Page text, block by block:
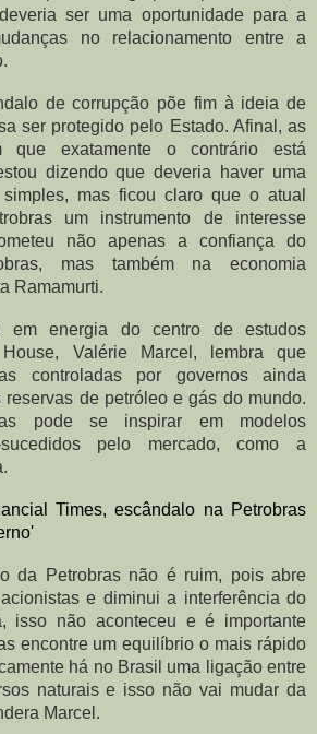
ser uma oportunidade para a
no relacionamento entre a
de corrupção põe fim à ideia de
ser protegido pelo Estado. Afinal, as
que exatamente o contrário está
dizendo que deveria haver uma
mas ficou claro que o atual
um instrumento de interesse
não apenas a confiança do
mas também na economia
Ramamurti.
em energia do centro de estudos
Valérie Marcel, lembra que
controladas por governos ainda
de petróleo e gás do mundo.
pode se inspirar em modelos
sucedidos pelo mercado, como a
Times, escândalo na Petrobras
da Petrobras não é ruim, pois abre
e diminui a interferência do
isso não aconteceu e é importante
encontre um equilíbrio o mais rápido
há no Brasil uma ligação entre
naturais e isso não vai mudar da
Marcel.